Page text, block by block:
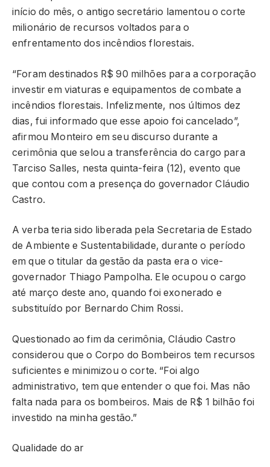
início do mês, o antigo secretário lamentou o corte
milionário de recursos voltados para o
enfrentamento dos incêndios florestais.
“Foram destinados R$ 90 milhões para a corporação
investir em viaturas e equipamentos de combate a
incêndios florestais. Infelizmente, nos últimos dez
dias, fui informado que esse apoio foi cancelado”,
afirmou Monteiro em seu discurso durante a
cerimônia que selou a transferência do cargo para
Tarciso Salles, nesta quinta-feira (12), evento que
que contou com a presença do governador Cláudio
Castro.
A verba teria sido liberada pela Secretaria de Estado
de Ambiente e Sustentabilidade, durante o período
em que o titular da gestão da pasta era o vice-
governador Thiago Pampolha. Ele ocupou o cargo
até março deste ano, quando foi exonerado e
substituído por Bernardo Chim Rossi.
Questionado ao fim da cerimônia, Cláudio Castro
considerou que o Corpo do Bombeiros tem recursos
suficientes e minimizou o corte. “Foi algo
administrativo, tem que entender o que foi. Mas não
falta nada para os bombeiros. Mais de R$ 1 bilhão foi
investido na minha gestão.”
Qualidade do ar